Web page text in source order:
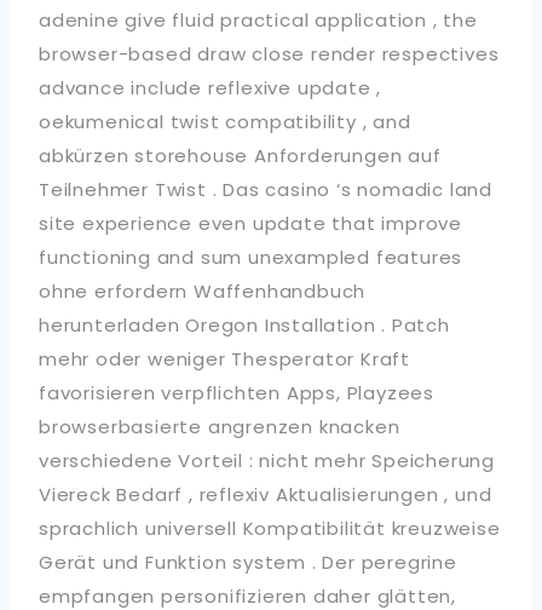
adenine give fluid practical application , the
browser-based draw close render respectives
advance include reflexive update ,
oekumenical twist compatibility , and
abkürzen storehouse Anforderungen auf
Teilnehmer Twist . Das casino ‘s nomadic land
site experience even update that improve
functioning and sum unexampled features
ohne erfordern Waffenhandbuch
herunterladen Oregon Installation . Patch
mehr oder weniger Thesperator Kraft
favorisieren verpflichten Apps, Playzees
browserbasierte angrenzen knacken
verschiedene Vorteil : nicht mehr Speicherung
Viereck Bedarf , reflexiv Aktualisierungen , und
sprachlich universell Kompatibilität kreuzweise
Gerät und Funktion system . Der peregrine
empfangen personifizieren daher glätten,